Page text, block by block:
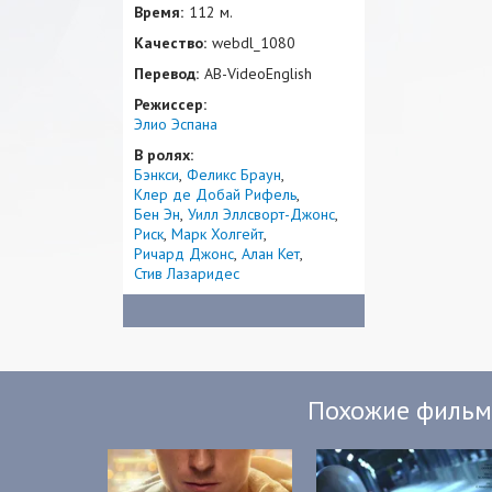
Время: 112 м.
Качество: webdl_1080
Перевод: AB-VideoEnglish
Режиссер:
Элио Эспана
В ролях:
Бэнкси Феликс Браун
Клер де Добай Рифель
Бен Эн Уилл Эллсворт-Джонс
Риск Марк Холгейт
Ричард Джонс Алан Кет
Стив Лазаридес
Похожие